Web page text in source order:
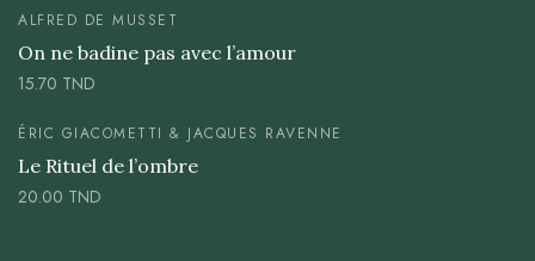
ALFRED DE MUSSET
On ne badine pas avec l’amour
15.70 TND
ÉRIC GIACOMETTI & JACQUES RAVENNE
Le Rituel de l’ombre
20.00 TND